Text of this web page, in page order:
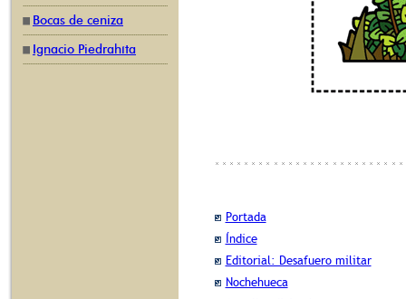
Bocas de ceniza
Ignacio Piedrahíta
Portada
Índice
Editorial: Desafuero militar
Nochehueca